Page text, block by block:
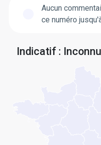
Aucun
ce numéro
Indicatif :